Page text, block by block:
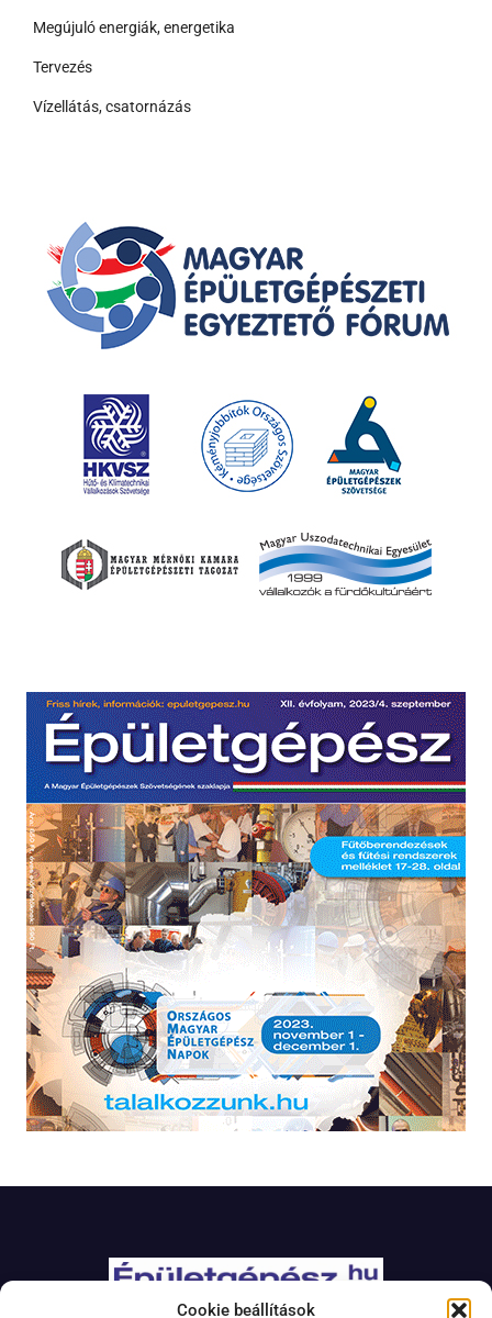
Cookie beállítások
Megújuló energiák, energetika
Tervezés
Vízellátás, csatornázás